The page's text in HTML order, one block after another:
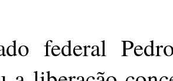
federal